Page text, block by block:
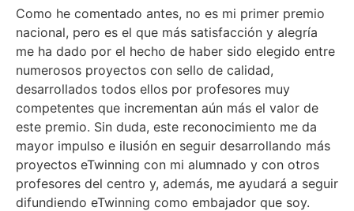
Como he comentado antes, no es mi primer premio
nacional, pero es el que más satisfacción y alegría
me ha dado por el hecho de haber sido elegido entre
numerosos proyectos con sello de calidad,
desarrollados todos ellos por profesores muy
competentes que incrementan aún más el valor de
este premio. Sin duda, este reconocimiento me da
mayor impulso e ilusión en seguir desarrollando más
proyectos eTwinning con mi alumnado y con otros
profesores del centro y, además, me ayudará a seguir
difundiendo eTwinning como embajador que soy.